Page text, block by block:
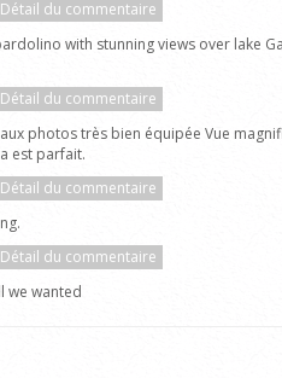
Détail du commentaire
with stunning views over lake
Détail du commentaire
photos très bien équipée Vue
est parfait.
Détail du commentaire
Détail du commentaire
we wanted